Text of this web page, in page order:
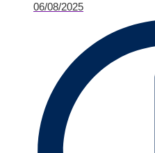
06/08/2025